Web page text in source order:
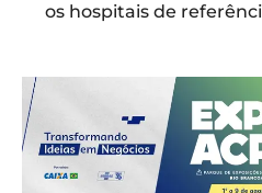
os hospitais de